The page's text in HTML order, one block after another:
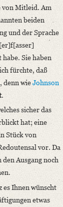
von Mitleid. Am
beiden
und der Sprache
Sie haben
fürchte, daß
denn wieJohnson
.
sicher das
hat; eine
Stück von
vor. Da
Ausgang noch
es Ihnen wünscht
etwas